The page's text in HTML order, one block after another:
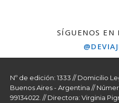
SÍGUENOS EN
Nº de edición: 1333 // Domicilio
Buenos Aires - Argentina //
99134022. // Directora: Virginia